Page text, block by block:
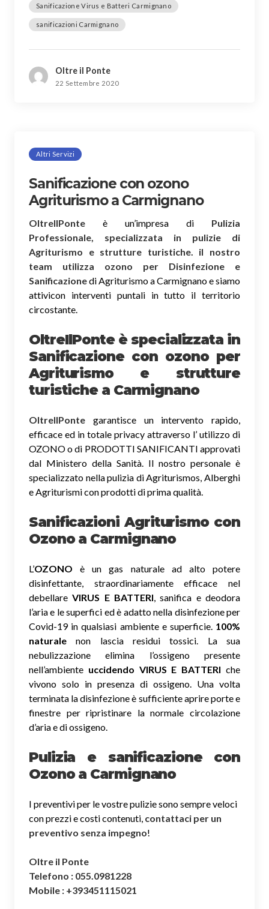
Sanificazione Virus e Batteri Carmignano
sanificazioni Carmignano
Oltre il Ponte
22 Settembre 2020
Altri Servizi
Sanificazione con ozono
Agriturismo a Carmignano
OltreIlPonte è un’impresa di Pulizia
Professionale, specializzata in pulizie di
Agriturismo e strutture turistiche. il nostro
team utilizza ozono per Disinfezione e
Sanificazionedi Agriturismo a Carmignano e siamo
attivicon interventi puntali in tutto il territorio
circostante.
OltreIlPonte è specializzata in
Sanificazione con ozono per
Agriturismo e strutture
turistiche a Carmignano
OltreIlPonte garantisce un intervento rapido,
efficace ed in totale privacy attraverso l’ utilizzo di
OZONO o di PRODOTTI SANIFICANTI approvati
dal Ministero della Sanità. Il nostro personale è
specializzato nella pulizia di Agriturismos, Alberghi
e Agriturismi con prodotti di prima qualità.
Sanificazioni Agriturismo con
Ozonoa Carmignano
L’OZONO è un gas naturale ad alto potere
disinfettante, straordinariamente efficace nel
debellareVIRUS E BATTERI, sanifica e deodora
l’aria e le superfici ed è adatto nella disinfezione per
Covid-19 in qualsiasi ambiente e superficie. 100%
naturale non lascia residui tossici. La sua
nebulizzazione elimina l’ossigeno presente
nell’ambiente uccidendo VIRUS E BATTERI che
vivono solo in presenza di ossigeno. Una volta
terminata la disinfezione è sufficiente aprire porte e
finestre per ripristinare la normale circolazione
d’aria e di ossigeno.
Pulizia e sanificazione con
Ozono a Carmignano
I preventivi per le vostre pulizie sono sempre veloci
con prezzi e costi contenuti, contattaci per un
preventivo senza impegno!
Oltre il Ponte
Telefono : 055.0981228
Mobile : +393451115021